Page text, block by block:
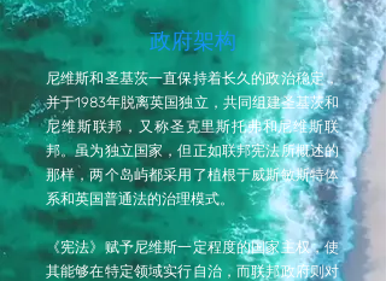
政府架构
尼维斯和圣基茨一直保持着长久的政治稳定，
并于1983年脱离英国独立，共同组建圣基茨和
尼维斯联邦，又称圣克里斯托弗和尼维斯联
邦。虽为独立国家，但正如联邦宪法所概述的
那样，两个岛屿都采用了植根于威斯敏斯特体
系和英国普通法的治理模式。
《宪法》赋予尼维斯一定程度的国家主权，使
其能够在特定领域实行自治，而联邦政府则对